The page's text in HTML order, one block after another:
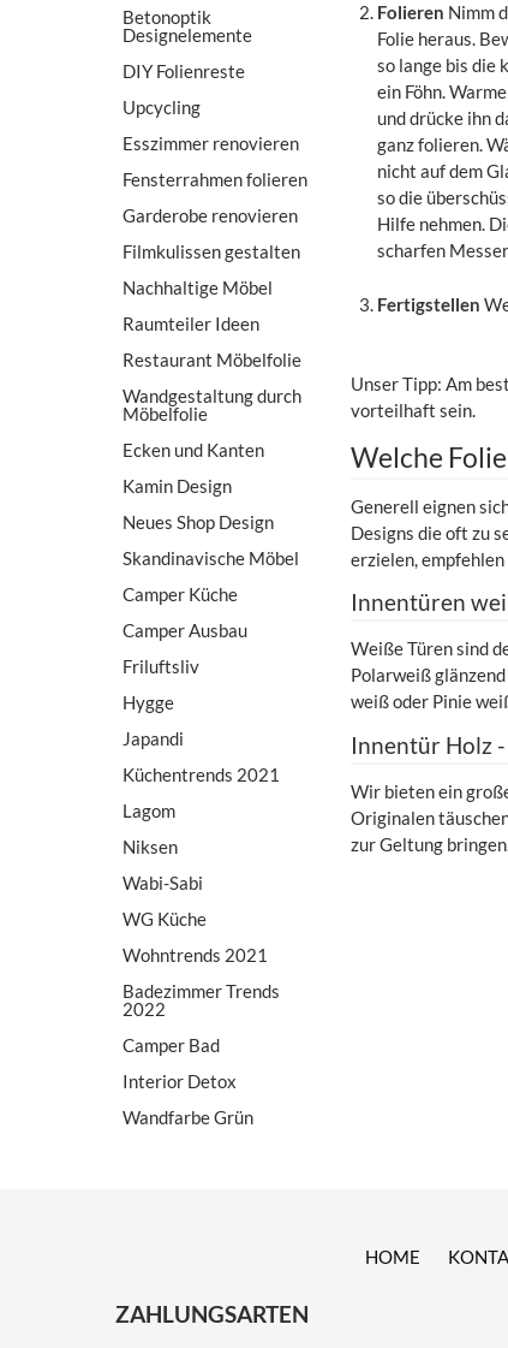
Betonoptik
Designelemente
DIY Folienreste
Upcycling
Esszimmer renovieren
Fensterrahmen folieren
Garderobe renovieren
Filmkulissen gestalten
Nachhaltige Möbel
Raumteiler Ideen
Restaurant Möbelfolie
Wandgestaltung durch
Möbelfolie
Ecken und Kanten
Kamin Design
Neues Shop Design
Skandinavische Möbel
Camper Küche
Camper Ausbau
Friluftsliv
Hygge
Japandi
Küchentrends 2021
Lagom
Niksen
Wabi-Sabi
WG Küche
Wohntrends 2021
Badezimmer Trends
2022
Camper Bad
Interior Detox
Wandfarbe Grün
Folieren Nimm
Folie heraus.
so lange bis die
ein Föhn.
und drücke ihn
ganz folieren.
nicht auf dem
so die
Hilfe nehmen.
scharfen
Fertigstellen
Unser Tipp: Am
vorteilhaft sein.
Welche
Generell eignen
Designs die oft zu
erzielen,
Innentüren
Weiße Türen sind
Polarweiß
weiß oder Pinie
Innentür Holz
Wir bieten ein
Originalen
zur Geltung
HOME
ZAHLUNGSARTEN